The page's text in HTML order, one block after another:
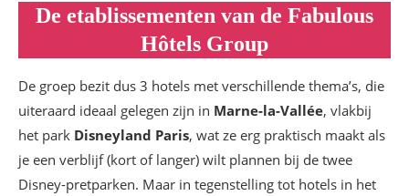
De etablissementen van de Fabulous
Hôtels Group
De groep bezit dus 3 hotels met verschillende thema’s, die
uiteraard ideaal gelegen zijn in Marne-la-Vallée, vlakbij
het park Disneyland Paris, wat ze erg praktisch maakt als
je een verblijf (kort of langer) wilt plannen bij de twee
Disney-pretparken. Maar in tegenstelling tot hotels in het